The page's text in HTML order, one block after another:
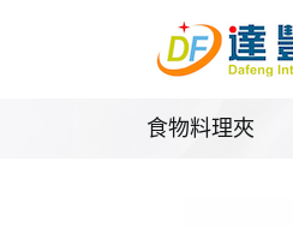
食物料理夾